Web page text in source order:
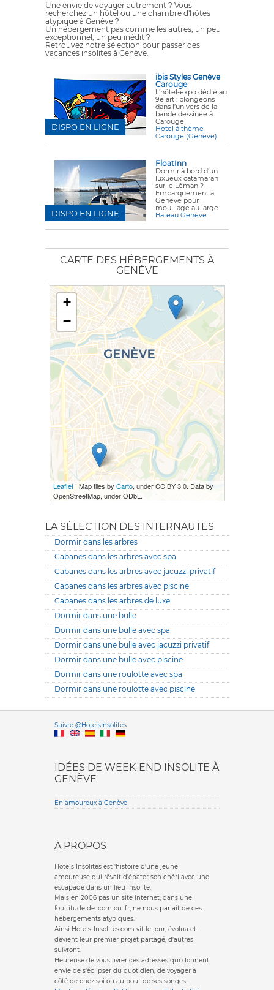
Une envie de voyager autrement ? Vous
recherchez un hôtel ou une chambre d'hôtes
atypique à Genève ?
Un hébergement pas comme les autres, un peu
exceptionnel, un peu inédit ?
Retrouvez notre sélection pour passer des
vacances insolites à Genève.
ibis Styles Genève
Carouge
L'hôtel-expo dédié au
9e art : plongeons
dans l’univers de la
bande dessinée à
Carouge
Hotel à thème
Carouge (Genève)
DISPO EN LIGNE
FloatInn
Dormir à bord d'un
luxueux catamaran
sur le Léman ?
Embarquement à
Genève pour
mouillage au large.
Bateau Genève
DISPO EN LIGNE
CARTE DES HÉBERGEMENTS À
GENÈVE
+
−
Leaflet| Map tiles by Carto, under CC BY 3.0. Data by
OpenStreetMap, under ODbL.
LA SÉLECTION DES INTERNAUTES
Dormir dans les arbres
Cabanes dans les arbres avec spa
Cabanes dans les arbres avec jacuzzi privatif
Cabanes dans les arbres avec piscine
Cabanes dans les arbres de luxe
Dormir dans une bulle
Dormir dans une bulle avec spa
Dormir dans une bulle avec jacuzzi privatif
Dormir dans une bulle avec piscine
Dormir dans une roulotte avec spa
Dormir dans une roulotte avec piscine
Suivre @HotelsInsolitesVersione
IDÉES DE WEEK-END INSOLITE À
GENÈVE
En amoureux à Genève
A PROPOS
Hotels Insolites est 'histoire d'une jeune
amoureuse qui rêvait d'épater son chéri avec une
escapade dans un lieu insolite.
Mais en 2006 pas un site internet, dans une
foultitude de .com ou .fr, ne nous parlait de ces
hébergements atypiques.
Ainsi Hotels-Insolites.com vit le jour, évolua et
devient leur premier projet partagé, d'autres
suivront.
Heureuse de vous livrer ces adresses qui donnent
envie de s'éclipser du quotidien, de voyager à
côté de chez soi ou au bout de ses songes.